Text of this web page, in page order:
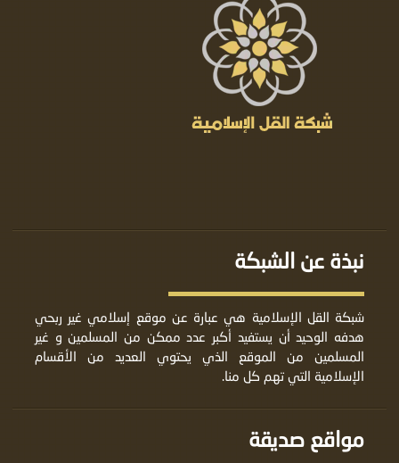
نبذة عن الشبكة
شبكة القل الإسلامية هي عبارة عن موقع إسلامي غير ربحي
هدفه الوحيد أن يستفيد أكبر عدد ممكن من المسلمين و غير
المسلمين من الموقع الذي يحتوي العديد من الأقسام
الإسلامية التي تهم كل منا.
مواقع صديقة